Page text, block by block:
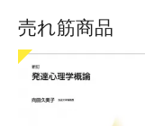
売れ筋商品